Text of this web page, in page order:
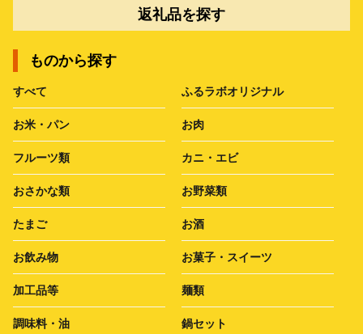
返礼品を探す
ものから探す
すべて ふるラボオリジナル
お米・パン お肉
フルーツ類 カニ・エビ
おさかな類 お野菜類
たまご お酒
お飲み物 お菓子・スイーツ
加工品等 麺類
調味料・油 鍋セット